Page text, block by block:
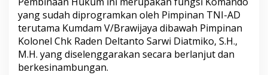
yang sudah diprogramkan oleh Pimpinan TNI-AD
terutama Kumdam V/Brawijaya dibawah Pimpinan
Kolonel Chk Raden Deltanto Sarwi Diatmiko, S.H.,
M.H. yang diselenggarakan secara berlanjut dan
berkesinambungan.